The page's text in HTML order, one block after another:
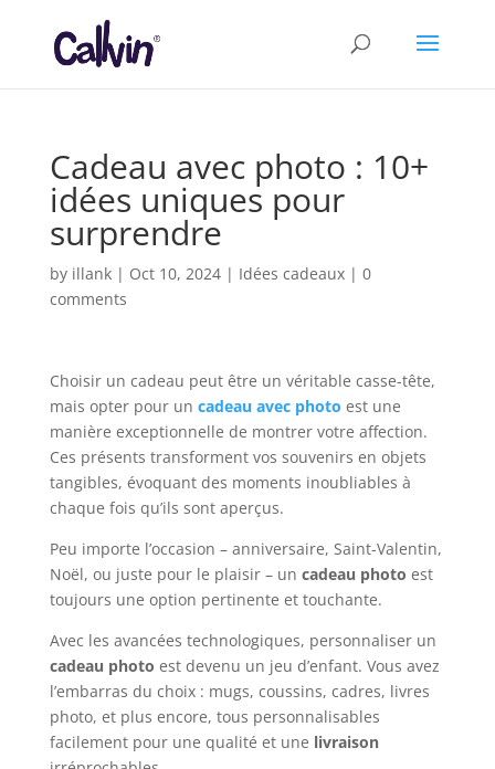
Cadeau avec photo : 10+
idées uniques pour
surprendre
by illank| Oct 10, 2024| Idées cadeaux| 0
comments
Choisir un cadeau peut être un véritable casse-tête,
mais opter pour un cadeau avec photo est une
manière exceptionnelle de montrer votre affection.
Ces présents transforment vos souvenirs en objets
tangibles, évoquant des moments inoubliables à
chaque fois qu’ils sont aperçus.
Peu importe l’occasion – anniversaire, Saint-Valentin,
Noël, ou juste pour le plaisir – un cadeau photo est
toujours une option pertinente et touchante.
Avec les avancées technologiques, personnaliser un
cadeau photo est devenu un jeu d’enfant. Vous avez
l’embarras du choix : mugs, coussins, cadres, livres
photo, et plus encore, tous personnalisables
facilement pour une qualité et une livraison